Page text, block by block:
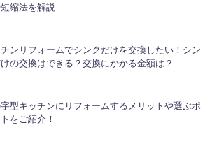
縮法を解説
ンリフォームでシンクだけを交換したい！シン
の交換はできる？交換にかかる金額は？
字型キッチンにリフォームするメリットや選ぶポ
をご紹介！